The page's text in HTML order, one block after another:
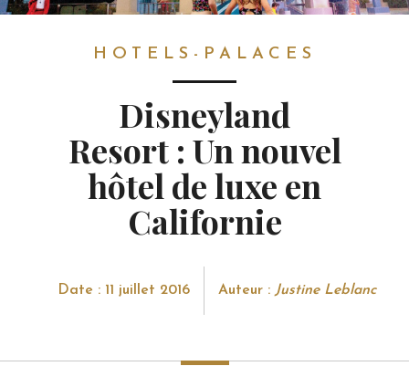
HOTELS-PALACES
Disneyland
Resort : Un nouvel
hôtel de luxe en
Californie
Date : 11 juillet 2016 Auteur : Justine Leblanc